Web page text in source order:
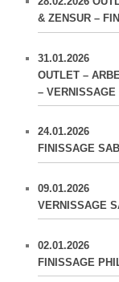
& ZENSUR –
31.01.2026
OUTLET –
– VERNISSAGE
24.01.2026
FINISSAGE
09.01.2026
VERNISSAGE
02.01.2026
FINISSAGE